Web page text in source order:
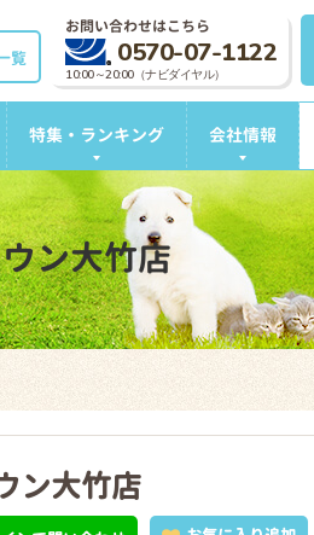
お問い合わせはこちら
0570-07-1122
10:00～20:00（ナビダイヤル）
覧
特集・ランキング 会社情報
ン大竹店
ン大竹店